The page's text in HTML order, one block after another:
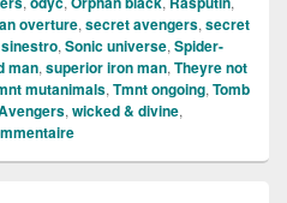
overture, secret avengers, secret
sinestro, Sonic universe, Spider-
man, superior iron man, Theyre not
mutanimals, Tmnt ongoing, Tomb
, wicked & divine,